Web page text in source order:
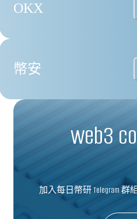
OKX
幣安
web3
加入每日幣研 Telegram